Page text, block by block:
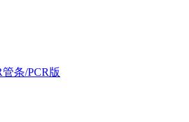
条/PCR版